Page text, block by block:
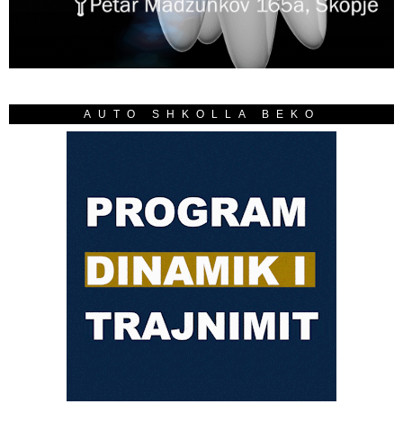
AUTO SHKOLLA BEKO